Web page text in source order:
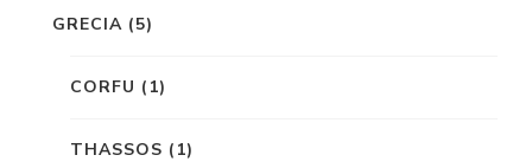
GRECIA (5)
CORFU (1)
THASSOS (1)